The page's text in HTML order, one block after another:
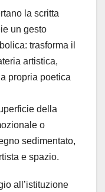
la scritta
un gesto
trasforma il
artistica,
propria poetica
della
o
sedimentato,
e spazio.
all’istituzione